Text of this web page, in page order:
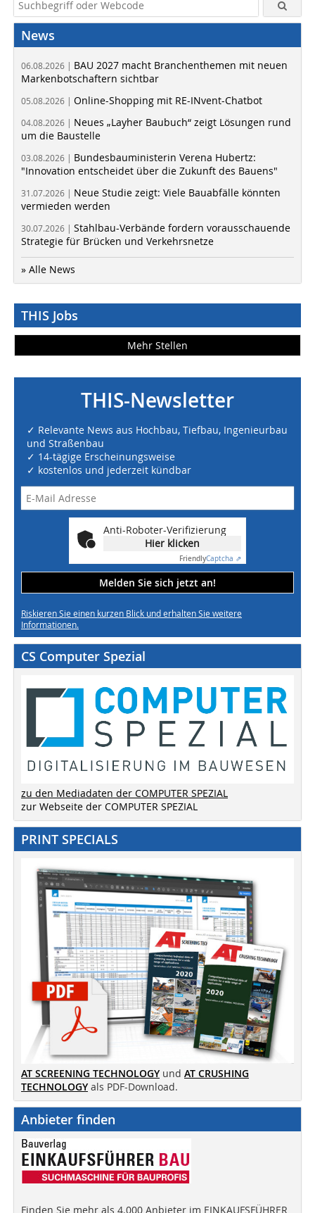
News
06.08.2026 | BAU 2027 macht Branchenthemen mit neuen
Markenbotschaftern sichtbar
05.08.2026 | Online-Shopping mit RE-INvent-Chatbot
04.08.2026 | Neues „Layher Baubuch“ zeigt Lösungen rund
um die Baustelle
03.08.2026 | Bundesbauministerin Verena Hubertz:
"Innovation entscheidet über die Zukunft des Bauens"
31.07.2026 | Neue Studie zeigt: Viele Bauabfälle könnten
vermieden werden
30.07.2026 | Stahlbau-Verbände fordern vorausschauende
Strategie für Brücken und Verkehrsnetze
» Alle News
THIS Jobs
Mehr Stellen
THIS-Newsletter
✓ Relevante News aus Hochbau, Tiefbau, Ingenieurbau
und Straßenbau
✓ 14-tägige Erscheinungsweise
✓ kostenlos und jederzeit kündbar
Anti-Roboter-Verifizierung
Hier klicken
FriendlyCaptcha ⇗
Melden Sie sich jetzt an!
Riskieren Sie einen kurzen Blick und erhalten Sie weitere
Informationen.
CS Computer Spezial
zu den Mediadaten der COMPUTER SPEZIAL
zur Webseite der COMPUTER SPEZIAL
PRINT SPECIALS
AT SCREENING TECHNOLOGY und AT CRUSHING
TECHNOLOGY als PDF-Download.
Anbieter finden
Finden Sie mehr als 4.000 Anbieter im EINKAUFSFÜHRER